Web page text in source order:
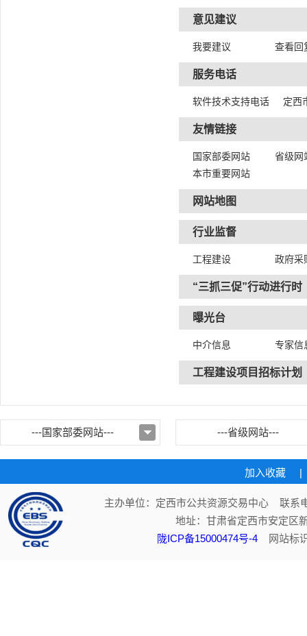
意见建议
我要建议 查看回
服务电话
软件技术支持电话 定西
友情链接
国家部委网站
省级网
本市重要网站
网站地图
行业监督
工程建设 政府采
“三抓三促”行动进行时
曝光台
中介信息 专家信
工程建设项目招标计划
---国家部委网站--- ---省级网站---
加入收藏 |
主办单位：定西市公共资源交易中心 联系
地址：甘肃省定西市安定
陇ICP备15000474号-4 网站标